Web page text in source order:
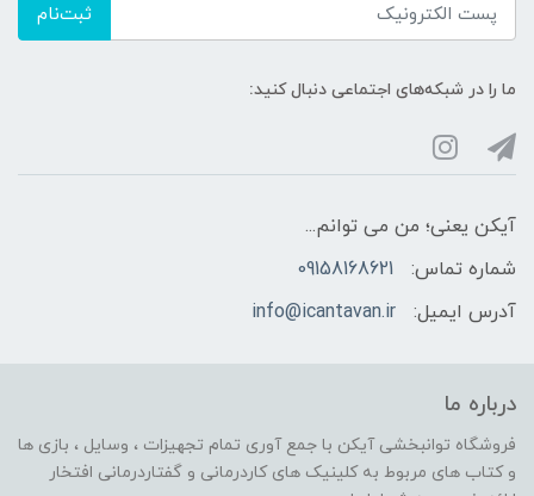
ثبت‌نام
ما را در شبکه‌های اجتماعی دنبال کنید:
آیکن یعنی؛ من می توانم...
شماره تماس:
09158168621
آدرس ایمیل:
info@icantavan.ir
درباره ما
فروشگاه توانبخشی آیکن با جمع آوری تمام تجهیزات ، وسایل ، بازی ها
و کتاب های مربوط به کلینیک های کاردرمانی و گفتاردرمانی افتخار